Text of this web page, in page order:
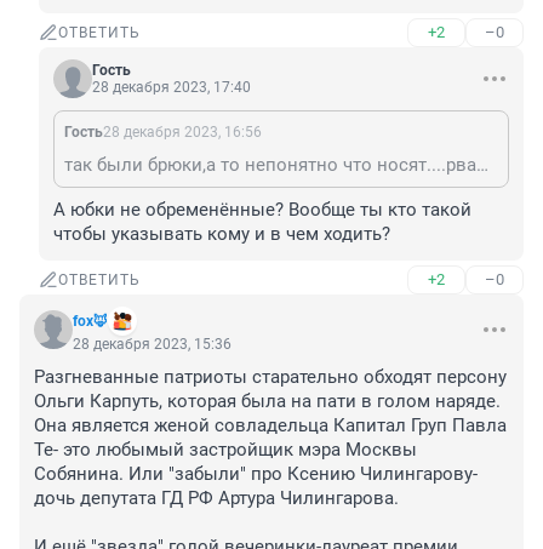
ОТВЕТИТЬ +2 –0
Гость
28 декабря 2023, 17:40
Гость28 декабря 2023, 16:56
так были брюки,а то непонятно что носят....рванье одно широченное и внизу все обремканное
А юбки не обременённые? Вообще ты кто такой
чтобы указывать кому и в чем ходить?
ОТВЕТИТЬ +2 –0
fox🦊
28 декабря 2023, 15:36
Разгневанные патриоты старательно обходят персону
Ольги Карпуть, которая была на пати в голом наряде.
Она является женой совладельца Капитал Груп Павла
Те- это любымый застройщик мэра Москвы
Собянина. Или "забыли" про Ксению Чилингарову-
дочь депутата ГД РФ Артура Чилингарова.